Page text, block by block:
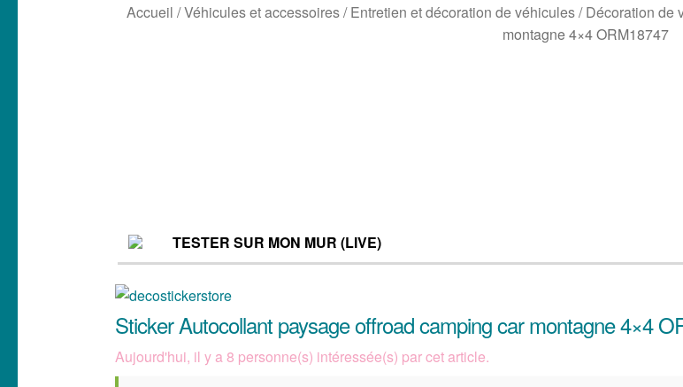
Accueil /Véhicules et accessoires/Entretien et décoration de véhicules/Décoration de
montagne 4×4 ORM18747
TESTER SUR MON MUR (LIVE)
Sticker Autocollant paysage offroad camping car montagne 4×4
Aujourd'hui, il y a 8 personne(s) intéressée(s) par cet article.